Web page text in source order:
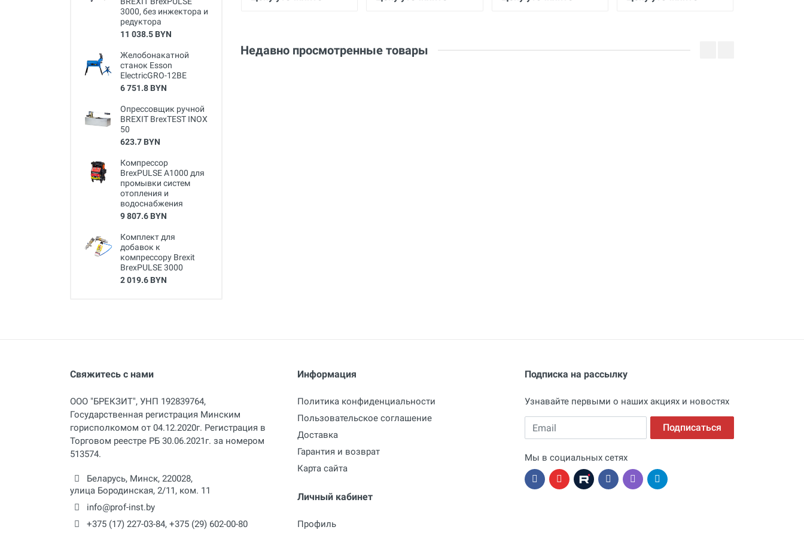
3000, без инжектора и
редуктора
11 038.5 BYN
Желобонакатной
станок Esson
ElectricGRO-12BE
6 751.8 BYN
Опрессовщик ручной
BREXIT BrexTEST INOX
50
623.7 BYN
Компрессор
BrexPULSE A1000 для
промывки систем
отопления и
водоснабжения
9 807.6 BYN
Комплект для
добавок к
компрессору Brexit
BrexPULSE 3000
2 019.6 BYN
Недавно просмотренные товары
Свяжитесь с нами
ООО "БРЕКЗИТ", УНП 192839764,
Государственная регистрация Минским
горисполкомом от 04.12.2020г. Регистрация в
Торговом реестре РБ 30.06.2021г. за номером
513574.
Беларусь, Минск, 220028,
улица Бородинская, 2/11, ком. 11
info@prof-inst.by
+375 (17) 227-03-84, +375 (29) 602-00-80
Информация
Политика конфиденциальности
Пользовательское соглашение
Доставка
Гарантия и возврат
Карта сайта
Личный кабинет
Профиль
Подписка на рассылку
Узнавайте первыми о наших акциях и новостях
Email Подписаться
Мы в социальных сетях